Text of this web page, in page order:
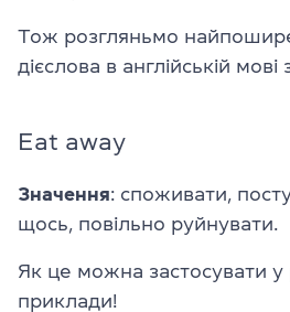
Тож розгляньмо
дієслова в англійській мові
Eat away
Значення: споживати,
щось, повільно руйнувати.
Як це можна застосувати у
приклади!